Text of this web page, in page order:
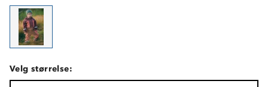
Velg størrelse: